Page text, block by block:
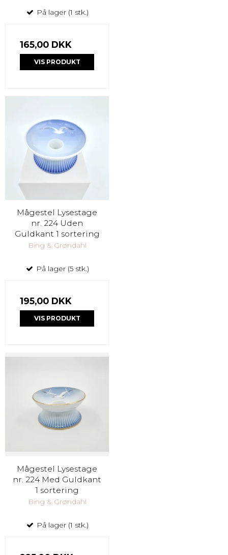
På lager (1 stk.)
165,00 DKK
VIS PRODUKT
Mågestel Lysestage
nr. 224 Uden
Guldkant 1 sortering
Bing & Grøndahl
På lager (5 stk.)
195,00 DKK
VIS PRODUKT
Mågestel Lysestage
nr. 224 Med Guldkant
1 sortering
Bing & Grøndahl
På lager (1 stk.)